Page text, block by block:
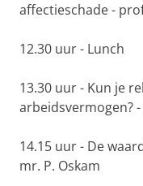
affectieschade -
12.30 uur - Lunch
13.30 uur - Kun je
arbeidsvermogen? -
14.15 uur - De
mr. P. Oskam